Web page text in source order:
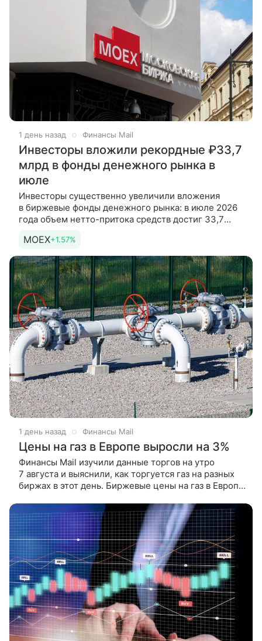
1 день назад Финансы Mail
Инвесторы вложили рекордные ₽33,7
млрд в фонды денежного рынка в
июле
Инвесторы существенно увеличили вложения
в биржевые фонды денежного рынка: в июле 2026
года объем нетто-притока средств достиг 33,7
с начала текущего года.
MOEX+1.57%
1 день назад Финансы Mail
Цены на газ в Европе выросли на 3%
Финансы Mail изучили данные торгов на утро
7 августа и выяснили, как торгуется газ на разных
биржах в этот день. Биржевые цены на газ в Европе